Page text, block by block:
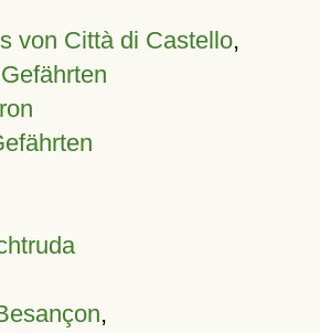
von Città di Castello,
,